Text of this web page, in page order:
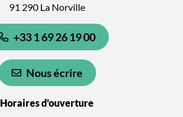
91 290 La Norville
+33 1 69 26 19 00
Nous écrire
Horaires d'ouverture